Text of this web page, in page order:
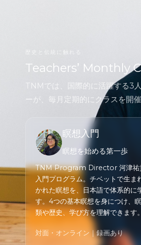
歴史と伝統に触れる
Teachers’ Monthly
TNMでは、国際的に活躍する3
ーが、毎月定期的にクラスを開催
瞑想入門
瞑想を始める第一歩
TNM Program Director 河津祐
入門プログラム。チベットで生ま
かれた瞑想を、日本語で体系的に
す。4つの基本瞑想を身につけ、
類や歴史、学び方を理解できます。
対面・オンライン｜録画あり